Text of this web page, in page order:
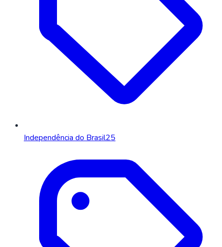
Independência do Brasil25